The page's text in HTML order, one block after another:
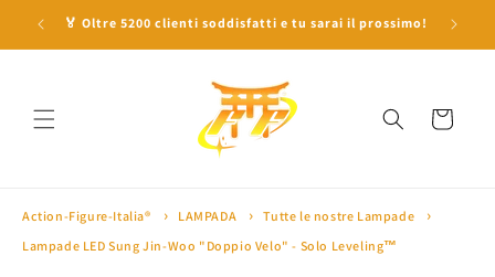
direttamente
🏅 Oltre 5200 clienti soddisfatti e tu sarai il prossimo!
Carrello
Action-Figure-Italia® LAMPADA
Tutte le nostre Lampade
Lampade LED Sung Jin-Woo "Doppio Velo" - Solo Leveling™